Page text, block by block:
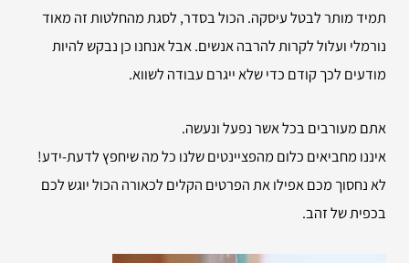
תמיד מותר לבטל עיסקה. הכול בסדר, לסגת מהחלטות זה מאוד
נורמלי ועלול לקרות להרבה אנשים. אבל אנחנו כן נבקש להיות
מודעים לכך קודם כדי שלא ייגרם עבודה לשווא.
אתם מעורבים בכל אשר נפעל ונעשה.
איננו מחביאים כלום מהפציינטים שלנו כל מה שיחפץ לדעת-ידע!
לא נחסוך מכם אפילו את הפרטים הקלים לכאורה הכול יוגש לכם
בכפית של זהב.